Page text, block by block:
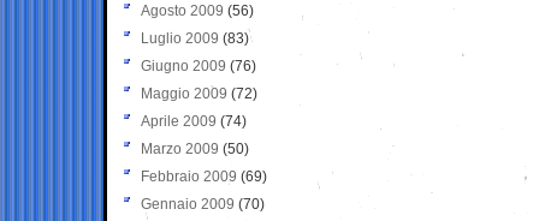
Agosto 2009 (56)
Luglio 2009 (83)
Giugno 2009 (76)
Maggio 2009 (72)
Aprile 2009 (74)
Marzo 2009 (50)
Febbraio 2009 (69)
Gennaio 2009 (70)